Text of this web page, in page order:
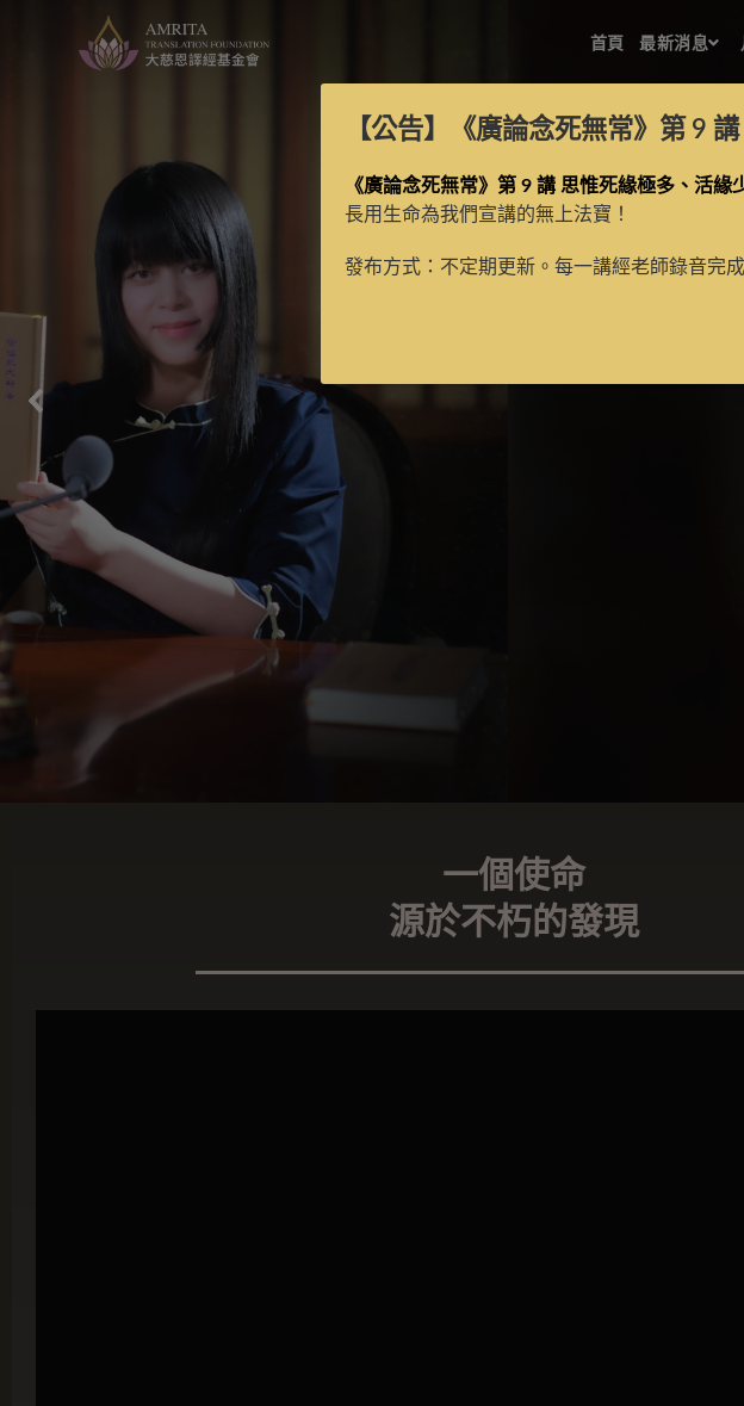
首頁 最新消息
一個使命
源於不朽的發現
【公告】 《廣論念死無常》第 9 講
《廣論念死無常》第 9 講 思惟死緣極多、活緣
長用生命為我們宣講的無上法寶！
發布方式：不定期更新。每一講經老師錄音完